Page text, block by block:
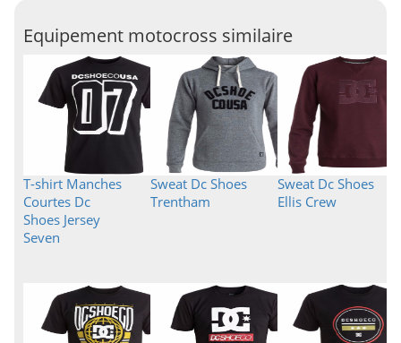
Equipement motocross similaire
T-shirt Manches
Courtes Dc
Shoes Jersey
Seven
Sweat Dc Shoes
Trentham
Sweat Dc Shoes
Ellis Crew